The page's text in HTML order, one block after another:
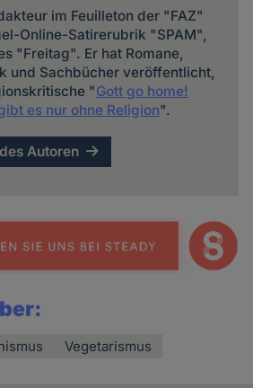
im Feuilleton der "FAZ"
Online-Satirerubrik "SPAM",
"Freitag". Er hat Romane,
und Sachbücher veröffentlicht,
"Gott go home!
es nur ohne Religion".
Autoren
Vegetarismus